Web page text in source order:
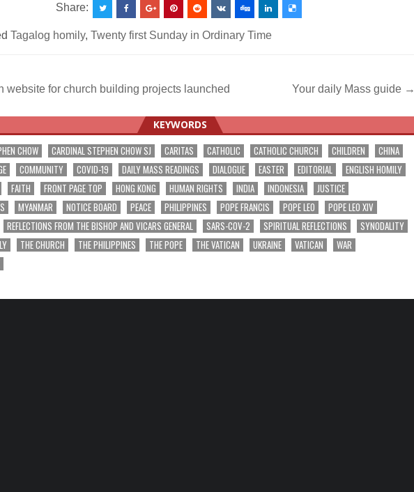
Share:
Tagalog homily,Twenty first Sunday in Ordinary Time
website for church building projects launched Your daily Mass guide →
KEYWORDS
CHOW CARDINAL STEPHEN CHOW SJ CARITAS CATHOLIC CATHOLIC CHURCH CHILDREN
CHINA
COMMUNITY COVID-19 DAILY MASS READINGS DIALOGUE EASTER EDITORIAL
ENGLISH HOMILY
FAITH FRONT PAGE TOP HONG KONG HUMAN RIGHTS INDIA INDONESIA
JUSTICE
MYANMAR NOTICE BOARD PEACE PHILIPPINES POPE FRANCIS POPE LEO
POPE LEO XIV
REFLECTIONS FROM THE BISHOP AND VICARS GENERAL SARS-COV-2 SPIRITUAL REFLECTIONS
SYNODALITY
THE CHURCH THE PHILIPPINES THE POPE THE VATICAN UKRAINE VATICAN
WAR